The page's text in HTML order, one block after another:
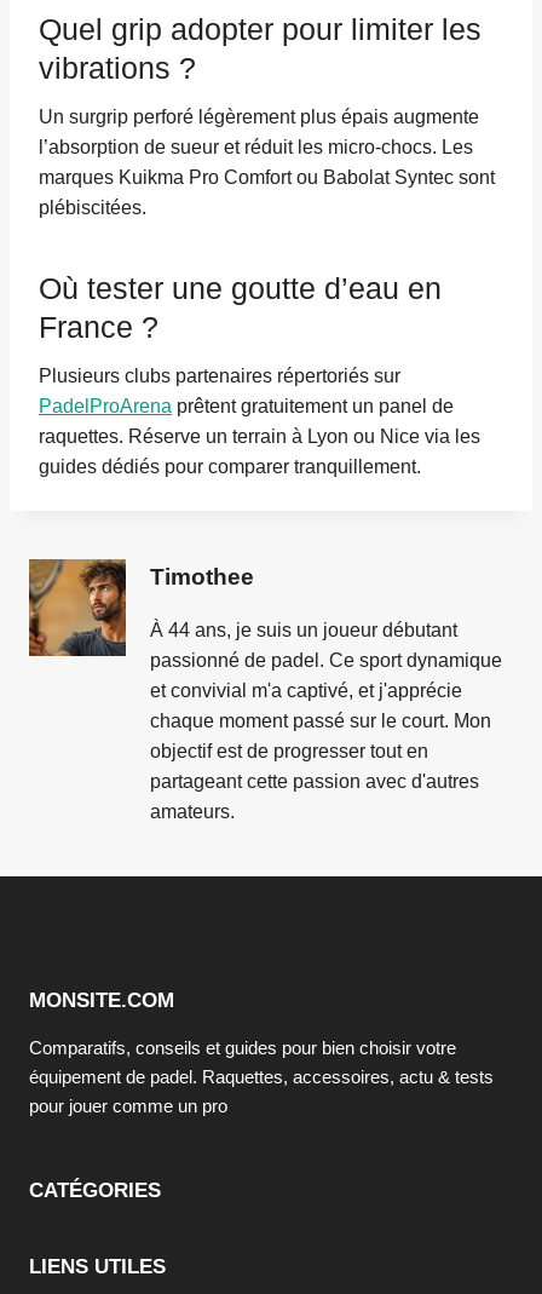
Quel grip adopter pour limiter les
vibrations ?
Un surgrip perforé légèrement plus épais augmente
l’absorption de sueur et réduit les micro-chocs. Les
marques Kuikma Pro Comfort ou Babolat Syntec sont
plébiscitées.
Où tester une goutte d’eau en
France ?
Plusieurs clubs partenaires répertoriés sur
PadelProArena prêtent gratuitement un panel de
raquettes. Réserve un terrain à Lyon ou Nice via les
guides dédiés pour comparer tranquillement.
Timothee
À 44 ans, je suis un joueur débutant
passionné de padel. Ce sport dynamique
et convivial m'a captivé, et j'apprécie
chaque moment passé sur le court. Mon
objectif est de progresser tout en
partageant cette passion avec d'autres
amateurs.
MONSITE.COM
Comparatifs, conseils et guides pour bien choisir votre
équipement de padel. Raquettes, accessoires, actu & tests
pour jouer comme un pro
CATÉGORIES
LIENS UTILES